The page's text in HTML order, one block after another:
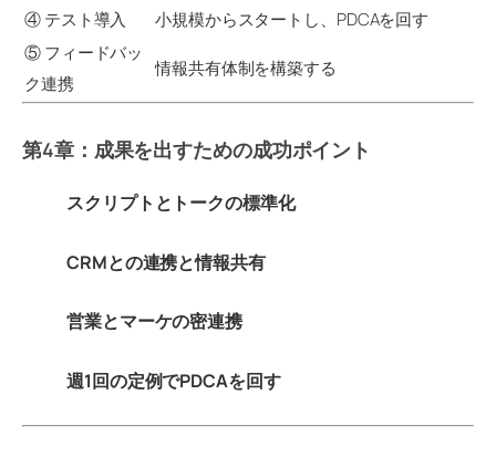
④ テスト導入
小規模からスタートし、PDCAを回す
⑤ フィードバッ
ク連携
情報共有体制を構築する
第4章：成果を出すための成功ポイント
スクリプトとトークの標準化
CRMとの連携と情報共有
営業とマーケの密連携
週1回の定例でPDCAを回す